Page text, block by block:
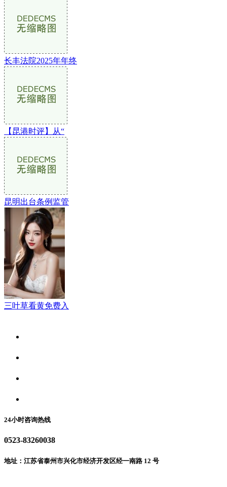
长丰法院2025年年终
【昆港时评】从“
昆明出台条例监管
三叶草看黄免费入
24小时咨询热线
0523-83260038
地址：江苏省泰州市兴化市经济开发区经一南路 12 号